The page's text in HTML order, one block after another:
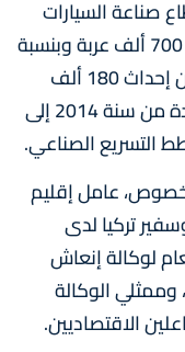
قطاع صناعة السيارات
الوطنية، بقدرة إنتاجية سنوية تصل إلى 700 ألف عربة وبنسبة
اندماج محلي تزيد عن 60 في المائة، من إحداث 180 ألف
و761 منصب شغل خلال الفترة الممتدة من سنة 2014 إلى
عامل إقليم
تركيا لدى
لوكالة إنعاش
وممثلي الوكالة
الاقتصاديين.